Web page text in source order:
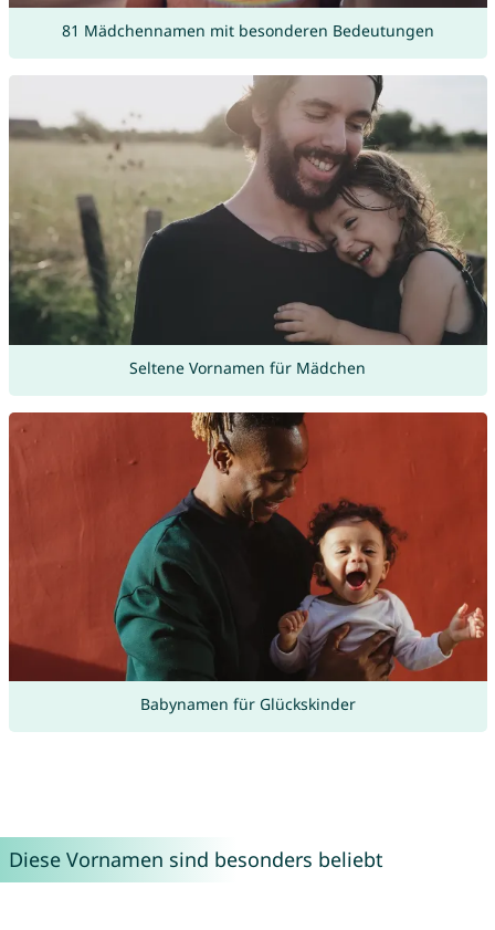
81 Mädchennamen mit besonderen Bedeutungen
Seltene Vornamen für Mädchen
Babynamen für Glückskinder
Diese Vornamen sind besonders beliebt